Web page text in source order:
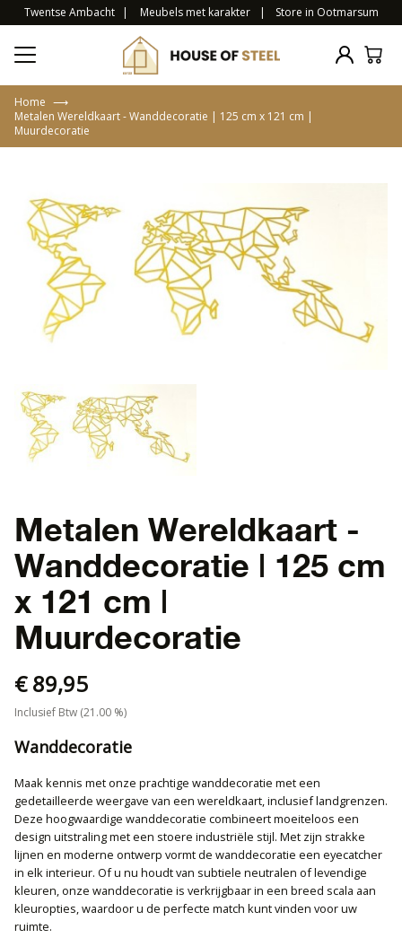
Twentse Ambacht | Meubels met karakter | Store in Ootmarsum
Home ⟶
Metalen Wereldkaart - Wanddecoratie | 125 cm x 121 cm |
Muurdecoratie
Metalen Wereldkaart -
Wanddecoratie | 125 cm
x 121 cm |
Muurdecoratie
€ 89,95
Inclusief Btw (21.00 %)
Wanddecoratie
Maak kennis met onze prachtige wanddecoratie met een
gedetailleerde weergave van een wereldkaart, inclusief landgrenzen.
Deze hoogwaardige wanddecoratie combineert moeiteloos een
design uitstraling met een stoere industriële stijl. Met zijn strakke
lijnen en moderne ontwerp vormt de wanddecoratie een eyecatcher
in elk interieur. Of u nu houdt van subtiele neutralen of levendige
kleuren, onze wanddecoratie is verkrijgbaar in een breed scala aan
kleuropties, waardoor u de perfecte match kunt vinden voor uw
ruimte.